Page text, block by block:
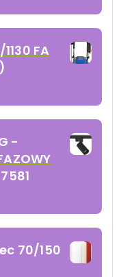
FA
-
70/150